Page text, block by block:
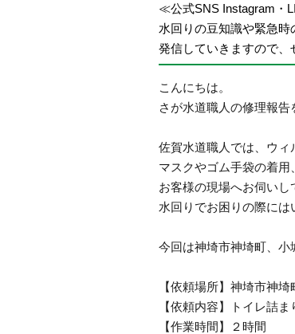
≪公式SNS Instagram・
水回りの豆知識や緊急
発信していきますので、
こんにちは。
さが水道職人の修理報告
佐賀水道職人では、ウィ
マスクやゴム手袋の着用
お客様の現場へお伺いし
水回りでお困りの際には
今回は神埼市神埼町、小
【依頼場所】神埼市神埼
【依頼内容】トイレ詰ま
【作業時間】２時間